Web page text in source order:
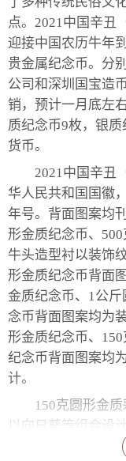
点。2021中国辛丑
迎接中国农历牛年
贵金属纪念币。分
公司和深圳国宝造
销，预计一月底左
质纪念币9枚，银
货币。
2021中国辛丑
华人民共和国国徽
年号。背面图案均
形金质纪念币、
牛头造型衬以装饰
形金质纪念币背面
金质纪念币、1公
念币背面图案均为
形金质纪念币、
纪念币背面图案均
计。
150克圆形金
以向日葵等组合设
币背面图案为装饰